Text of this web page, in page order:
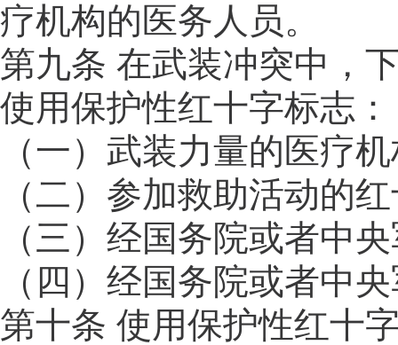
疗机构的医务人员。
第九条 在武装冲突中，
使用保护性红十字标志：
（一）武装力量的医疗
（二）参加救助活动的
（三）经国务院或者中
（四）经国务院或者中
第十条 使用保护性红十